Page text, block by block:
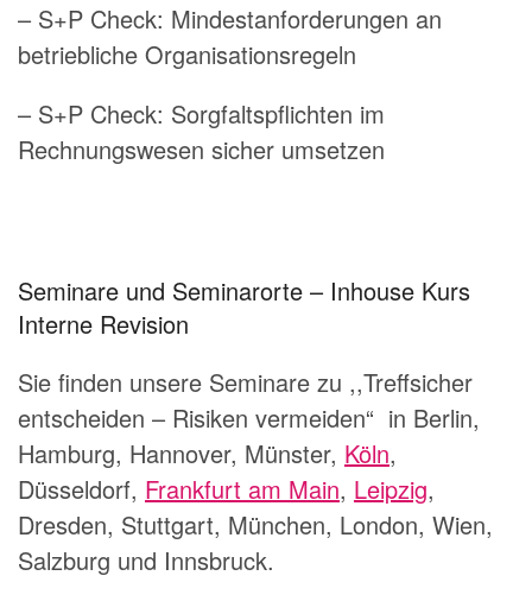
– S+P Check: Mindestanforderungen an
betriebliche Organisationsregeln
– S+P Check: Sorgfaltspflichten im
Rechnungswesen sicher umsetzen
Seminare und Seminarorte – Inhouse Kurs
Interne Revision
Sie finden unsere Seminare zu ,,Treffsicher
entscheiden – Risiken vermeiden“ in Berlin,
Hamburg, Hannover, Münster, Köln,
Düsseldorf, Frankfurt am Main, Leipzig,
Dresden, Stuttgart, München, London, Wien,
Salzburg und Innsbruck.